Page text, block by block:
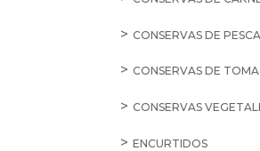
CONSERVAS DE
CONSERVAS DE
CONSERVAS
ENCURTIDOS